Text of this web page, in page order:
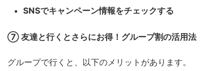
SNSでキャンペーン情報をチェックする
⑦ 友達と行くとさらにお得！グループ割の活用法
グループで行くと、以下のメリットがあります。